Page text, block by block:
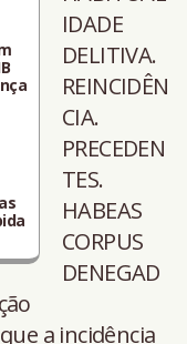
IDADE
DELITIVA.
REINCIDÊN
CIA.
PRECEDEN
TES.
HABEAS
CORPUS
DENEGAD
a incidência